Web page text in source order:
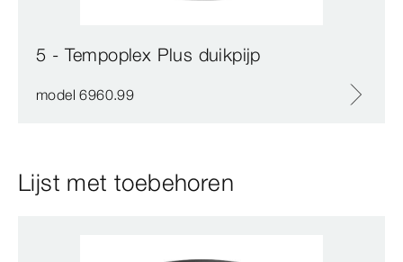
5 - Tempoplex Plus duikpijp
model 6960.99
Lijst met toebehoren